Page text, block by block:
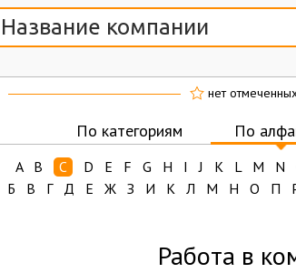
нет
По категориям По
A B C D E F G H I J K L M N
Б В Г Д Е Ж З И К Л М Н О П
Работа в